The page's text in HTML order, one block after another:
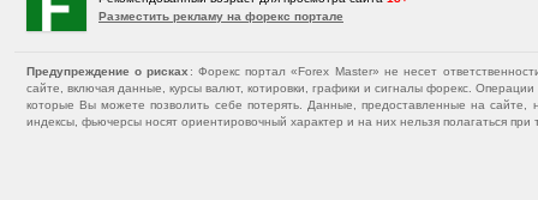
Разместить рекламу на форекс портале
Предупреждение о рисках : Форекс портал «Forex Master» не несет
сайте, включая данные, курсы валют, котировки, графики и сигналы форекс.
которые Вы можете позволить себе потерять. Данные, предоставленные на
индексы, фьючерсы носят ориентировочный характер и на них нельзя полагаться при